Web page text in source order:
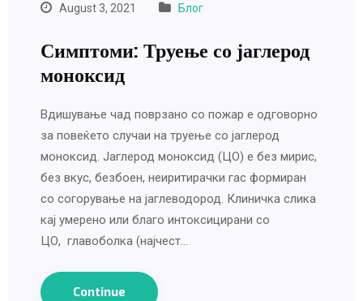
August 3, 2021 Блог
Симптоми: Труење со јаглерод
моноксид
Вдишување чад поврзано со пожар е одговорно
за повеќето случаи на труење со јаглерод
моноксид. Јаглерод моноксид (ЦO) е без мирис,
без вкус, безбоен, неиритирачки гас формиран
со согорување на јаглеводород. Клиничка слика
кај умерено или благо интоксицирани со
ЦО, главоболка (најчест…
Continue